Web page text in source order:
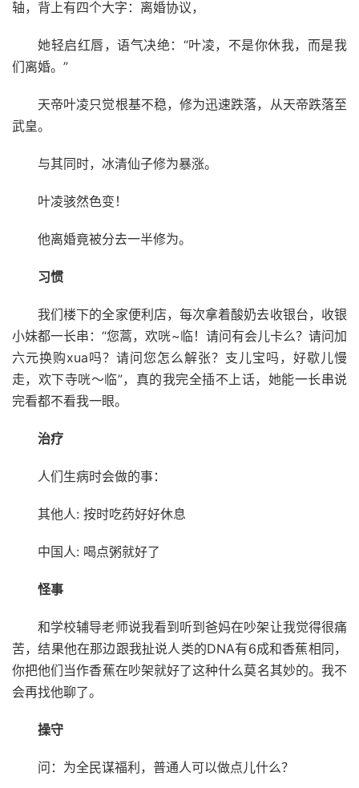
轴，背上有四个大字：离婚协议，
她轻启红唇，语气决绝：“叶凌，不是你休我，而是我
们离婚。”
天帝叶凌只觉根基不稳，修为迅速跌落，从天帝跌落至
武皇。
与其同时，冰清仙子修为暴涨。
叶凌骇然色变！
他离婚竟被分去一半修为。
习惯
我们楼下的全家便利店，每次拿着酸奶去收银台，收银
小妹都一长串：“您蒿，欢咣~临！请问有会儿卡么？请问加
六元换购xua吗？请问您怎么解张？支儿宝吗，好歇儿慢
走，欢下寺咣～临”，真的我完全插不上话，她能一长串说
完看都不看我一眼。
治疗
人们生病时会做的事：
其他人: 按时吃药好好休息
中国人: 喝点粥就好了
怪事
和学校辅导老师说我看到听到爸妈在吵架让我觉得很痛
苦，结果他在那边跟我扯说人类的DNA有6成和香蕉相同，
你把他们当作香蕉在吵架就好了这种什么莫名其妙的。我不
会再找他聊了。
操守
问：为全民谋福利，普通人可以做点儿什么？